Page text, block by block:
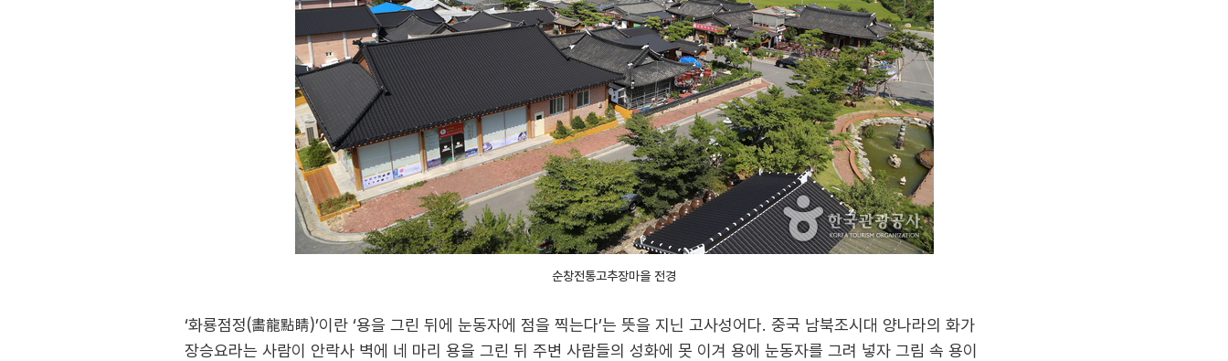
순창전통고추장마을 전경
‘화룡점정(畵龍點睛)’이란 ‘용을 그린 뒤에 눈동자에 점을 찍는다’는 뜻을 지닌 고사성어다. 중국 남북조시대 양나라의 화가
장승요라는 사람이 안락사 벽에 네 마리 용을 그린 뒤 주변 사람들의 성화에 못 이겨 용에 눈동자를 그려 넣자 그림 속 용이